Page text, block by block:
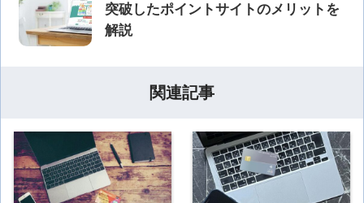
突破したポイントサイトのメリットを
解説
関連記事